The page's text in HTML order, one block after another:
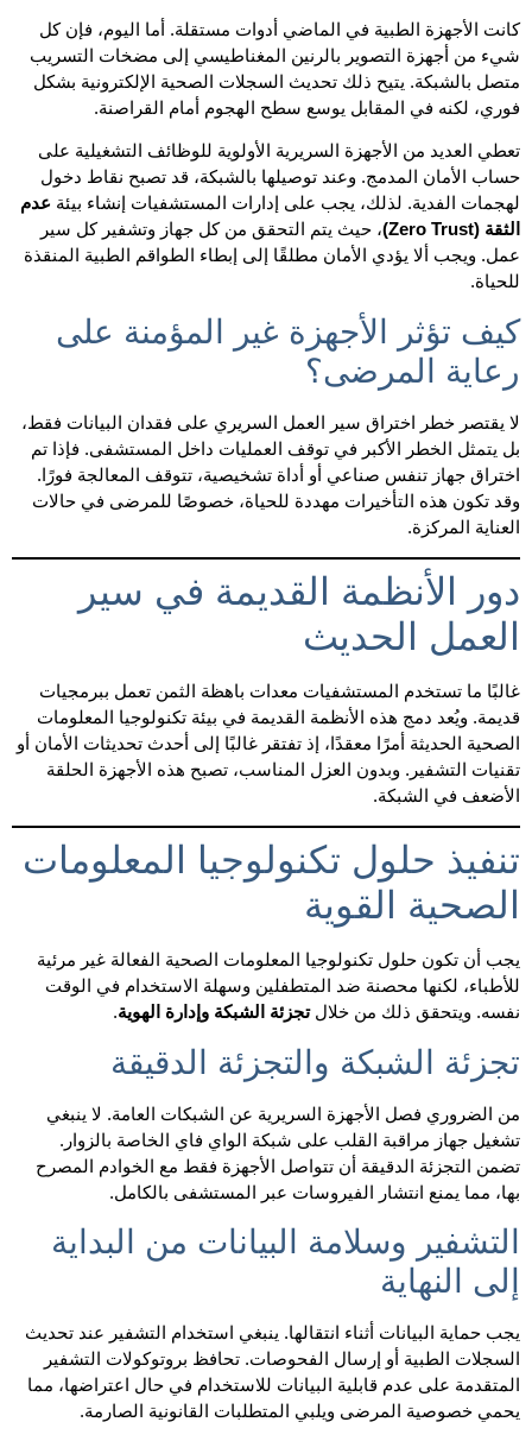
كانت الأجهزة الطبية في الماضي أدوات مستقلة. أما اليوم، فإن كل
شيء من أجهزة التصوير بالرنين المغناطيسي إلى مضخات التسريب
متصل بالشبكة. يتيح ذلك تحديث السجلات الصحية الإلكترونية بشكل
فوري، لكنه في المقابل يوسع سطح الهجوم أمام القراصنة.
تعطي العديد من الأجهزة السريرية الأولوية للوظائف التشغيلية على
حساب الأمان المدمج. وعند توصيلها بالشبكة، قد تصبح نقاط دخول
لهجمات الفدية. لذلك، يجب على إدارات المستشفيات إنشاء بيئة عدم
الثقة (Zero Trust)
، حيث يتم التحقق من كل جهاز وتشفير كل سير
عمل. ويجب ألا يؤدي الأمان مطلقًا إلى إبطاء الطواقم الطبية المنقذة
للحياة.
كيف تؤثر الأجهزة غير المؤمنة على
رعاية المرضى؟
لا يقتصر خطر اختراق سير العمل السريري على فقدان البيانات فقط،
بل يتمثل الخطر الأكبر في توقف العمليات داخل المستشفى. فإذا تم
اختراق جهاز تنفس صناعي أو أداة تشخيصية، تتوقف المعالجة فورًا.
وقد تكون هذه التأخيرات مهددة للحياة، خصوصًا للمرضى في حالات
العناية المركزة.
دور الأنظمة القديمة في سير
العمل الحديث
غالبًا ما تستخدم المستشفيات معدات باهظة الثمن تعمل ببرمجيات
قديمة. ويُعد دمج هذه الأنظمة القديمة في بيئة تكنولوجيا المعلومات
الصحية الحديثة أمرًا معقدًا، إذ تفتقر غالبًا إلى أحدث تحديثات الأمان أو
تقنيات التشفير. وبدون العزل المناسب، تصبح هذه الأجهزة الحلقة
الأضعف في الشبكة.
تنفيذ حلول تكنولوجيا المعلومات
الصحية القوية
يجب أن تكون حلول تكنولوجيا المعلومات الصحية الفعالة غير مرئية
للأطباء، لكنها محصنة ضد المتطفلين وسهلة الاستخدام في الوقت
نفسه. ويتحقق ذلك من خلال تجزئة الشبكة وإدارة الهوية.
تجزئة الشبكة والتجزئة الدقيقة
من الضروري فصل الأجهزة السريرية عن الشبكات العامة. لا ينبغي
تشغيل جهاز مراقبة القلب على شبكة الواي فاي الخاصة بالزوار.
تضمن التجزئة الدقيقة أن تتواصل الأجهزة فقط مع الخوادم المصرح
بها، مما يمنع انتشار الفيروسات عبر المستشفى بالكامل.
التشفير وسلامة البيانات من البداية
إلى النهاية
يجب حماية البيانات أثناء انتقالها. ينبغي استخدام التشفير عند تحديث
السجلات الطبية أو إرسال الفحوصات. تحافظ بروتوكولات التشفير
المتقدمة على عدم قابلية البيانات للاستخدام في حال اعتراضها، مما
يحمي خصوصية المرضى ويلبي المتطلبات القانونية الصارمة.